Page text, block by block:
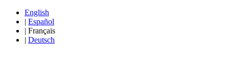
English
| Español
| Français
| Deutsch